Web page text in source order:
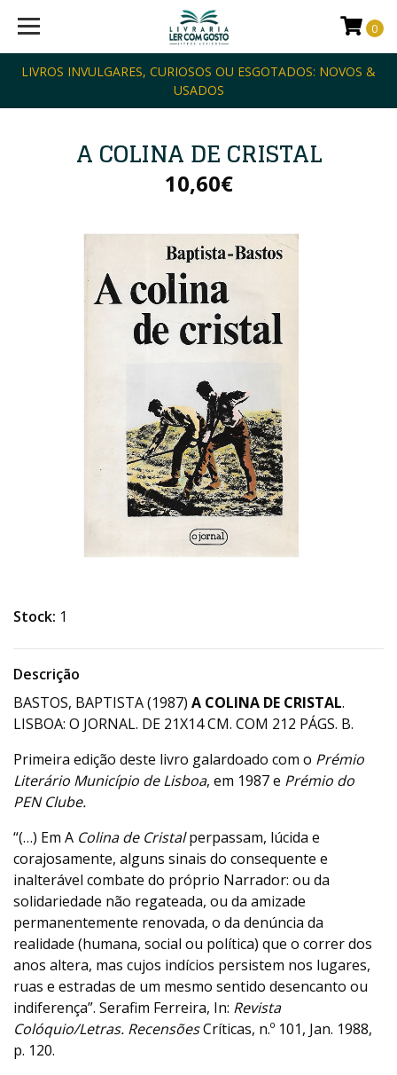
LIVROS INVULGARES, CURIOSOS OU ESGOTADOS: NOVOS &
USADOS
0
A COLINA DE CRISTAL
10,60€
Stock: 1
Descrição
BASTOS, BAPTISTA (1987) A COLINA DE CRISTAL.
LISBOA: O JORNAL. DE 21X14 CM. COM 212 PÁGS. B.
Primeira edição deste livro galardoado com o Prémio
Literário Município de Lisboa, em 1987 e Prémio do
PEN Clube.
“(…) Em A Colina de Cristalperpassam, lúcida e
corajosamente, alguns sinais do consequente e
inalterável combate do próprio Narrador: ou da
solidariedade não regateada, ou da amizade
permanentemente renovada, o da denúncia da
realidade (humana, social ou política) que o correr dos
anos altera, mas cujos indícios persistem nos lugares,
ruas e estradas de um mesmo sentido desencanto ou
indiferença”. Serafim Ferreira, In: Revista
Colóquio/Letras. RecensõesCríticas, n.º 101, Jan. 1988,
p. 120.